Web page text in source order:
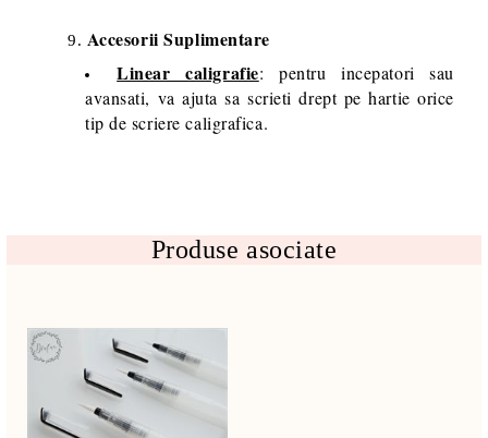
Accesorii Suplimentare
Linear caligrafie: pentru incepatori sau
avansati, va ajuta sa scrieti drept pe hartie orice
tip de scriere caligrafica.
Produse asociate